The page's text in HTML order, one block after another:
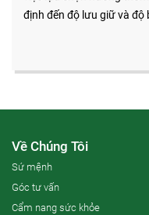
định đến độ lưu giữ và độ
Về Chúng Tôi
Sứ mệnh
Góc tư vấn
Cẩm nang sức khỏe